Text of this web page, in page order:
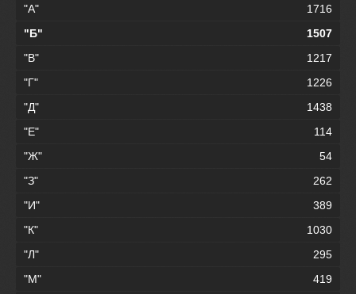
"А"
1716
"Б"
1507
"В"
1217
"Г"
1226
"Д"
1438
"Е"
114
"Ж"
54
"З"
262
"И"
389
"К"
1030
"Л"
295
"М"
419